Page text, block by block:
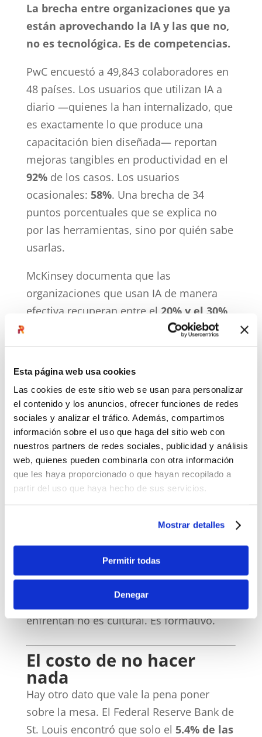
Esta página web usa cookies
Las cookies de este sitio web se usan para personalizar
el contenido y los anuncios, ofrecer funciones de redes
sociales y analizar el tráfico. Además, compartimos
información sobre el uso que haga del sitio web con
nuestros partners de redes sociales, publicidad y análisis
web, quienes pueden combinarla con otra información
que les haya proporcionado o que hayan recopilado a
partir del uso que haya hecho de sus servicios.
Mostrar detalles
Permitir todas
Denegar
La brecha entre organizaciones que ya
están aprovechando la IA y las que no,
no es tecnológica. Es de competencias.
PwC encuestó a 49,843 colaboradores en
48 países. Los usuarios que utilizan IA a
diario —quienes la han internalizado, que
es exactamente lo que produce una
capacitación bien diseñada— reportan
mejoras tangibles en productividad en el
92%de los casos. Los usuarios
ocasionales: 58%. Una brecha de 34
puntos porcentuales que se explica no
por las herramientas, sino por quién sabe
usarlas.
McKinsey documenta que las
organizaciones que usan IA de manera
efectiva recuperan entre el 20% y el 30%
de las horas laborales de sus equipos
deliberadamente cómo integrar las
herramientas al flujo de trabajo real de
sus colaboradores.
BCG agrega un hallazgo que me parece
especialmente relevante para los
procesos de cambio: cuando los
colaboradores entienden profundamente
mediante capacitación estructurada, no
mediante un tutorial de YouTube de 10
minutos— la aprehensión inicial se
adopción que tantas organizaciones
enfrentan no es cultural. Es formativo.
El costo de no hacer
nada
Hay otro dato que vale la pena poner
sobre la mesa. El Federal Reserve Bank de
St. Louis encontró que solo el 5.4% de las